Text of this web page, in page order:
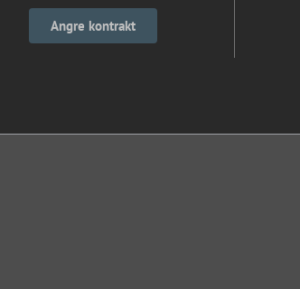
Angre kontrakt